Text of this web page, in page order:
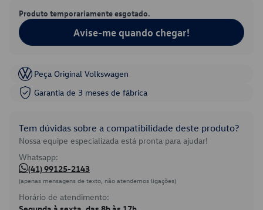
Produto temporariamente esgotado.
Avise-me quando chegar!
Peça Original Volkswagen
Garantia de 3 meses de fábrica
Tem dúvidas sobre a compatibilidade deste produto?
Nossa equipe especializada está pronta para ajudar!
Whatsapp:
(41) 99125-2143
(apenas mensagens de texto, não atendemos ligações)
Horário de atendimento: